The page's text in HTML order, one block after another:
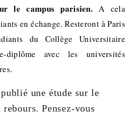
le campus parisien. A cela
en échange. Resteront à Paris
du Collège Universitaire
diplôme avec les universités
une étude sur le
Pensez-vous